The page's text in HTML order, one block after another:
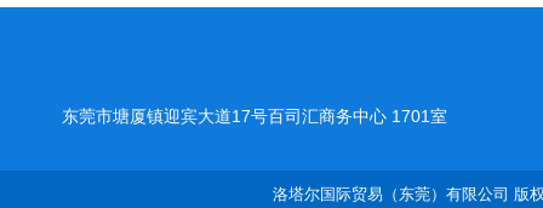
东莞市塘厦镇迎宾大道17号百司汇商务中心 1701室
洛塔尔国际贸易（东莞）有限公司 版